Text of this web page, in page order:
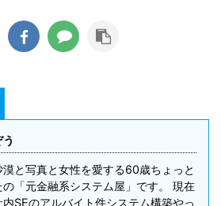
漠と写真と女性を愛する60歳ちょっと
の「元金融系システム屋」です。 現在
内SEのアルバイト件システム構築やっ